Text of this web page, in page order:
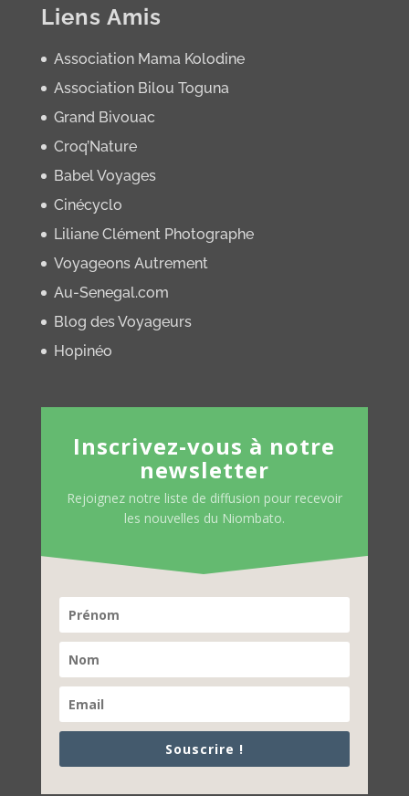
Liens Amis
Association Mama Kolodine
Association Bilou Toguna
Grand Bivouac
Croq’Nature
Babel Voyages
Cinécyclo
Liliane Clément Photographe
Voyageons Autrement
Au-Senegal.com
Blog des Voyageurs
Hopinéo
Inscrivez-vous à notre
newsletter
Rejoignez notre liste de diffusion pour recevoir
les nouvelles du Niombato.
Souscrire !